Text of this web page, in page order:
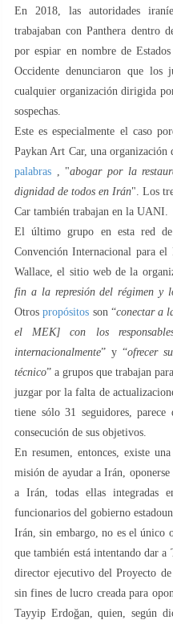
En 2018, las autoridades
trabajaban con Panthera dentro
por espiar en nombre de
Occidente denunciaron que los
cualquier organización dirigida
sospechas.
Este es especialmente el caso
Paykan Art Car, una
palabras , "abogar por la
dignidad de todos en Irán". Los
Car también trabajan en la UANI.
El último grupo en esta red
Convención Internacional para
Wallace, el sitio web de la
fin a la represión del régimen y
Otrospropósitos son “conectar a
el MEK] con los
internacionalmente” y “ofrecer
técnico” a grupos que trabajan
juzgar por la falta de
tiene sólo 31 seguidores,
consecución de sus objetivos.
En resumen, entonces, existe
misión de ayudar a Irán,
a Irán, todas ellas integradas
funcionarios del gobierno
Irán, sin embargo, no es el único
que también está intentando dar
director ejecutivo del Proyecto
sin fines de lucro creada para
Tayyip Erdoğan, quien, según